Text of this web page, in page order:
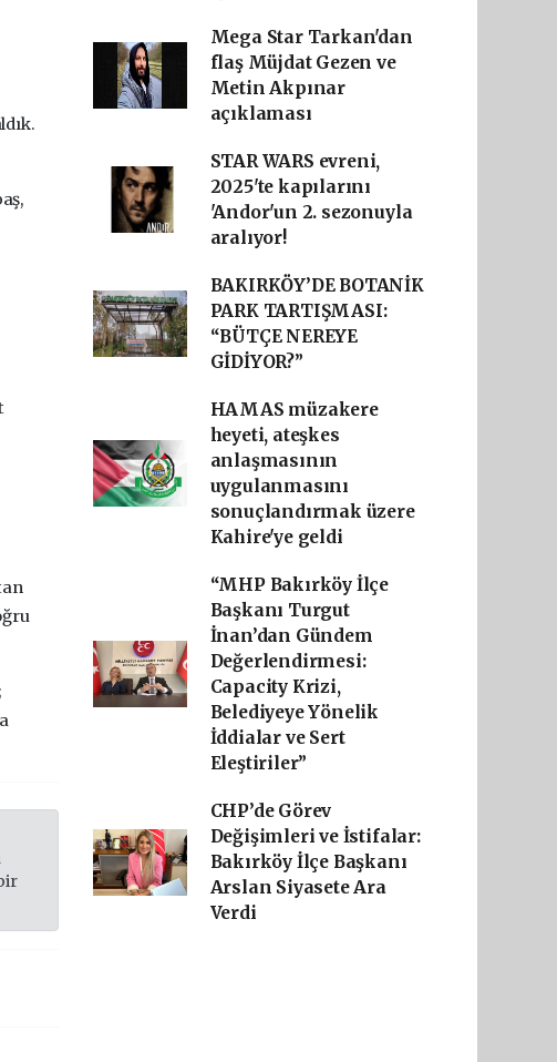
Mega Star Tarkan'dan
flaş Müjdat Gezen ve
Metin Akpınar
açıklaması
STAR WARS evreni,
2025'te kapılarını
'Andor'un 2. sezonuyla
aralıyor!
BAKIRKÖY’DE BOTANİK
PARK TARTIŞMASI:
“BÜTÇE NEREYE
GİDİYOR?”
HAMAS müzakere
heyeti, ateşkes
anlaşmasının
uygulanmasını
sonuçlandırmak üzere
Kahire'ye geldi
“MHP Bakırköy İlçe
Başkanı Turgut
İnan’dan Gündem
Değerlendirmesi:
Capacity Krizi,
Belediyeye Yönelik
İddialar ve Sert
Eleştiriler”
CHP’de Görev
Değişimleri ve İstifalar:
Bakırköy İlçe Başkanı
Arslan Siyasete Ara
Verdi